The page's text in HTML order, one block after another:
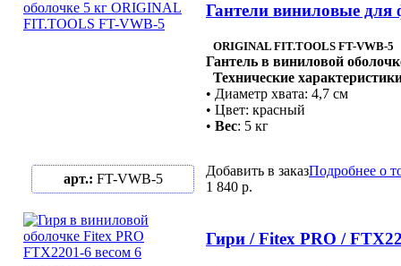
Гантели виниловые
ORIGINAL FIT.TOOLS FT-VWB-5
Гантель в виниловой
Технические
• Диаметр хвата: 4,7 см
• Цвет: красный
• Вес: 5 кг
арт.: FT-VWB-5
Добавить в заказПодробнее о
1 840 р.
Гири / Fitex PRO /